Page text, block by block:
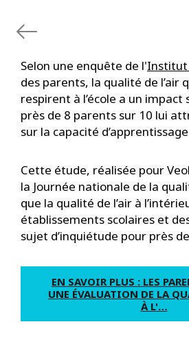
Selon une enquête de l'Institut
des parents, la qualité de l’air
respirent à l’école a un impact
près de 8 parents sur 10 lui
sur la capacité
Cette étude, réalisée pour
la Journée nationale de la
que la qualité de l’air à
établissements scolaires et
sujet d’inquiétude pour près
EN SAVOIR PLUS : LES
UNE ÉVALUATION DE LA
À L'…